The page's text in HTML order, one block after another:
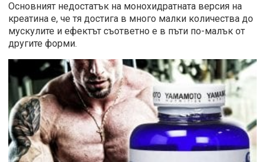
Основният недостатък на монохидратната версия на
креатина е, че тя достига в много малки количества до
мускулите и ефектът съответно е в пъти по-малък от
другите форми.